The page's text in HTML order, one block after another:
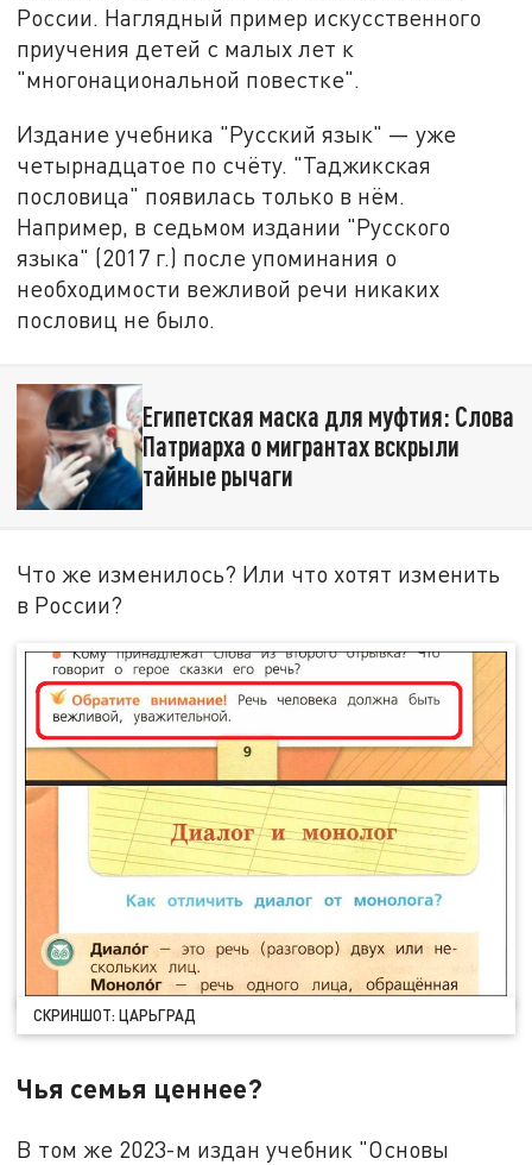
России. Наглядный пример искусственного
приучения детей с малых лет к
"многонациональной повестке".
Издание учебника "Русский язык" — уже
четырнадцатое по счёту. "Таджикская
пословица" появилась только в нём.
Например, в седьмом издании "Русского
языка" (2017 г.) после упоминания о
необходимости вежливой речи никаких
пословиц не было.
Египетская маска для муфтия: Слова
Патриарха о мигрантах вскрыли
тайные рычаги
Что же изменилось? Или что хотят изменить
в России?
СКРИНШОТ: ЦАРЬГРАД
Чья семья ценнее?
В том же 2023-м издан учебник "Основы